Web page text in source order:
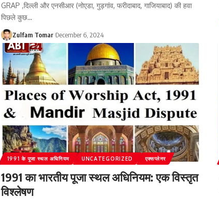
GRAP ,दिल्ली और एनसीआर (नोएडा, गुड़गांव, फरीदाबाद, गाजियाबाद) की हवा
पिछले कुछ…
Zulfam Tomar December 6, 2024
1991 के पूजा स्थल अधिनियम UNCATEGORIZED एक्सप्लेनर
1991 का भारतीय पूजा स्थल अधिनियम: एक विस्तृत
विश्लेषण